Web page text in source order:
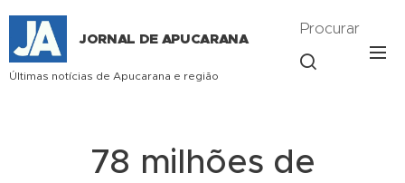
JORNAL DE APUCARANA
Últimas notícias de Apucarana e região
Procurar
78 milhões de